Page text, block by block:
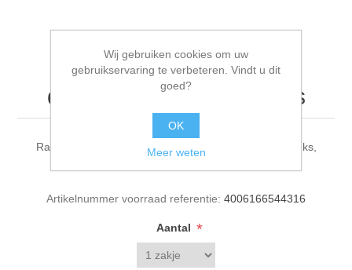
Knutselhoutjes, 10 cm,
diameter 4 mm, 60 stuks
Rayher knutselhoutjes, 10 cm, diameter 4 mm, 60 stuks,
Artikelnummer voorraad referentie: 4006166544316
Aantal *
Wij gebruiken cookies om uw
gebruikservaring te verbeteren. Vindt u dit
goed?
OK
Meer weten